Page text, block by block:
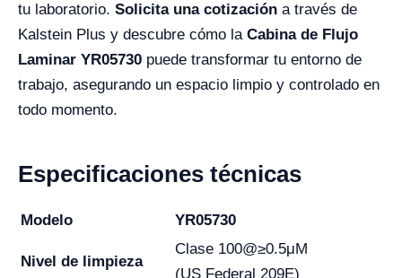
tu laboratorio. Solicita una cotización a través de
Kalstein Plus y descubre cómo la Cabina de Flujo
Laminar YR05730 puede transformar tu entorno de
trabajo, asegurando un espacio limpio y controlado en
todo momento.
Especificaciones técnicas
Modelo YR05730
Nivel de limpieza
Clase 100@≥0.5μM
(US Federal 209E)